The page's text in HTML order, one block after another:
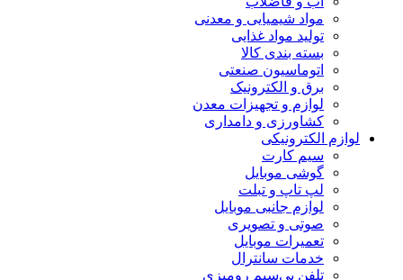
مواد شیمیایی و معدنی
تولید مواد غذایی
بسته بندی کالا
اتوماسیون صنعتی
برق و الکترونیک
لوازم و تجهیزات معدن
کشاورزی و دامداری
لوازم الکترونیکی
سیم کارت
گوشی موبایل
لپ تاپ و تبلت
لوازم جانبی موبایل
صوتی و تصویری
تعمیرات موبایل
خدمات سانترال
تلفن بی‌سیم رومیزی